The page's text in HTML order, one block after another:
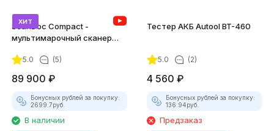
хит
ScanDoc Compact -
мультимарочный сканер
5.0 (5)
89 900 ₽
Бонусных рублей за покупку:
2699.7руб.
В наличии
Тестер АКБ Autool BT-460
5.0 (2)
4 560 ₽
Бонусных рублей за покупку:
136.94руб.
Предзаказ